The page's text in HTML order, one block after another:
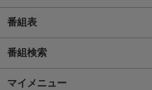
番組表
番組検索
マイメニュー